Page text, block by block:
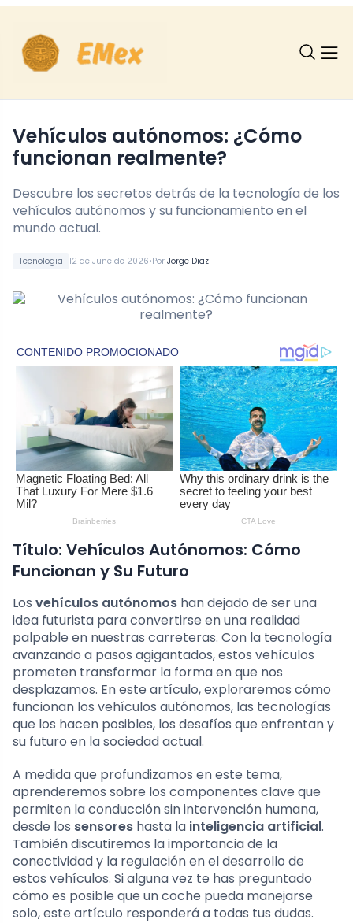
Tecnologia 12 de June de 2026•Por Jorge Diaz
Vehículos autónomos: ¿Cómo
funcionan realmente?
Descubre los secretos detrás de la tecnología de los
vehículos autónomos y su funcionamiento en el
mundo actual.
Título: Vehículos Autónomos: Cómo
Funcionan y Su Futuro
Los vehículos autónomos han dejado de ser una
idea futurista para convertirse en una realidad
palpable en nuestras carreteras. Con la tecnología
avanzando a pasos agigantados, estos vehículos
prometen transformar la forma en que nos
desplazamos. En este artículo, exploraremos cómo
funcionan los vehículos autónomos, las tecnologías
que los hacen posibles, los desafíos que enfrentan y
su futuro en la sociedad actual.
A medida que profundizamos en este tema,
aprenderemos sobre los componentes clave que
permiten la conducción sin intervención humana,
desde los sensores hasta la inteligencia artificial.
También discutiremos la importancia de la
conectividad y la regulación en el desarrollo de
estos vehículos. Si alguna vez te has preguntado
cómo es posible que un coche pueda manejarse
solo, este artículo responderá a todas tus dudas.